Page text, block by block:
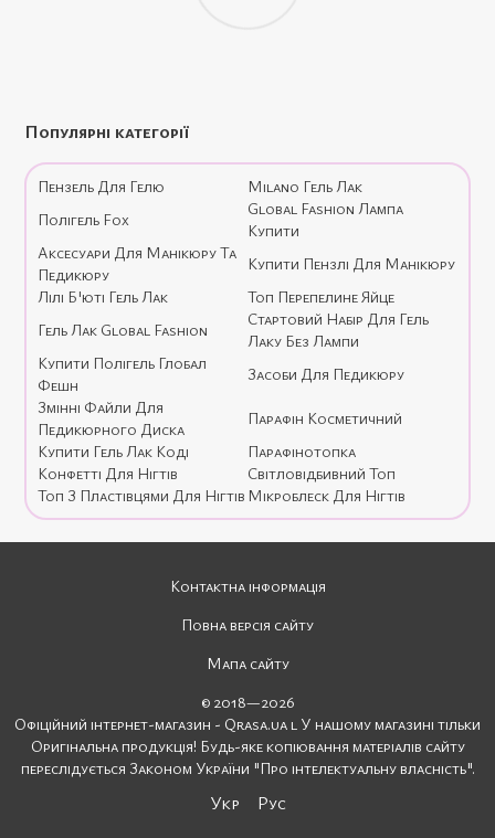
Популярні категорії
Пензель Для Гелю
Milano Гель Лак
Полігель Fox
Global Fashion Лампа
Купити
Аксесуари Для Манікюру Та
Педикюру
Купити Пензлі Для Манікюру
Лілі Б'юті Гель Лак
Топ Перепелине Яйце
Гель Лак Global Fashion
Стартовий Набір Для Гель
Лаку Без Лампи
Купити Полігель Глобал
Фешн
Засоби Для Педикюру
Змінні Файли Для
Педикюрного Диска
Парафін Косметичний
Купити Гель Лак Коді
Парафінотопка
Конфетті Для Нігтів
Світловідбивний Топ
Топ З Пластівцями Для Нігтів Мікроблеск Для Нігтів
Контактна інформація
Повна версія сайту
Мапа сайту
© 2018—2026
Офіційний інтернет-магазин - Qrasa.ua l У нашому магазині тільки
Оригінальна продукція! Будь-яке копіювання матеріалів сайту
переслідується Законом України "Про інтелектуальну власність".
Укр Рус